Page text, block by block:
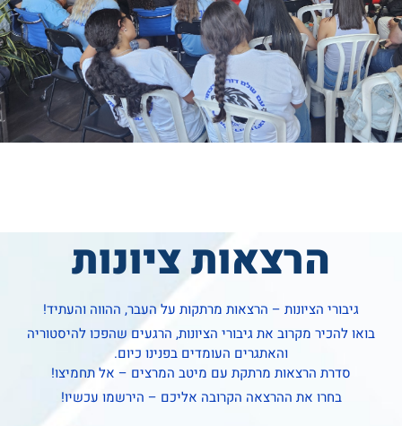
הרצאות ציונות
גיבורי הציונות – הרצאות מרתקות על העבר, ההווה והעתיד!
בואו להכיר מקרוב את גיבורי הציונות, הרגעים שהפכו להיסטוריה
והאתגרים העומדים בפנינו כיום.
סדרת הרצאות מרתקת עם מיטב המרצים – אל תחמיצו!
בחרו את ההרצאה הקרובה אליכם – הירשמו עכשיו!